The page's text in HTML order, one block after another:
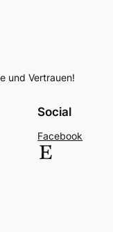
und Vertrauen!
Social
Facebook
Etsy